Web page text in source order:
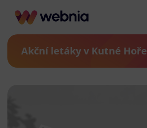
Akční letáky v Kutné Hoře